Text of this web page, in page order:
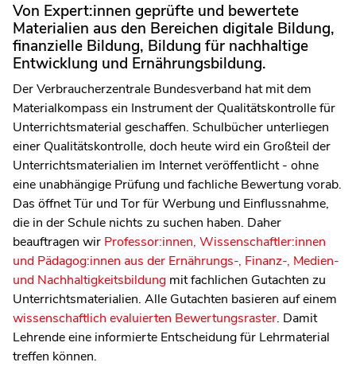
Von Expert:innen geprüfte und bewertete
Materialien aus den Bereichen digitale Bildung,
finanzielle Bildung, Bildung für nachhaltige
Entwicklung und Ernährungsbildung.
Der Verbraucherzentrale Bundesverband hat mit dem
Materialkompass ein Instrument der Qualitätskontrolle für
Unterrichtsmaterial geschaffen. Schulbücher unterliegen
einer Qualitätskontrolle, doch heute wird ein Großteil der
Unterrichtsmaterialien im Internet veröffentlicht - ohne
eine unabhängige Prüfung und fachliche Bewertung vorab.
Das öffnet Tür und Tor für Werbung und Einflussnahme,
die in der Schule nichts zu suchen haben. Daher
beauftragen wir Professor:innen, Wissenschaftler:innen
und Pädagog:innen aus der Ernährungs-, Finanz-, Medien-
und Nachhaltigkeitsbildung mit fachlichen Gutachten zu
Unterrichtsmaterialien. Alle Gutachten basieren auf einem
wissenschaftlich evaluierten Bewertungsraster. Damit
Lehrende eine informierte Entscheidung für Lehrmaterial
treffen können.